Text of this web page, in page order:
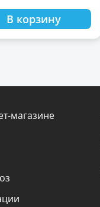
В корзину
магазине